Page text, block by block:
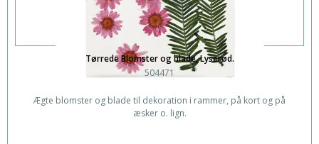
Tørrede Blomster og blade, Lyserød.
504471
Ægte blomster og blade til dekoration i rammer, på kort og på
æsker o. lign.